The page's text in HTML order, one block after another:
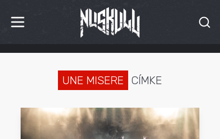
HÍREK
INTERJÚK
UNE MISERE CÍMKE